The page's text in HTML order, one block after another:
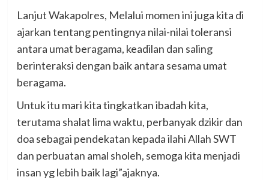
Lanjut Wakapolres, Melalui momen ini juga kita di
ajarkan tentang pentingnya nilai-nilai toleransi
antara umat beragama, keadilan dan saling
berinteraksi dengan baik antara sesama umat
beragama.
Untuk itu mari kita tingkatkan ibadah kita,
terutama shalat lima waktu, perbanyak dzikir dan
doa sebagai pendekatan kepada ilahi Allah SWT
dan perbuatan amal sholeh, semoga kita menjadi
insan yg lebih baik lagi”ajaknya.